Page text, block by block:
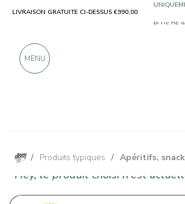
/ Produits typiques / Apéritifs,
Hey, le produit choisi n'est
LIVRAISON GRATUITE CI-DESSUS €990,00
MENU